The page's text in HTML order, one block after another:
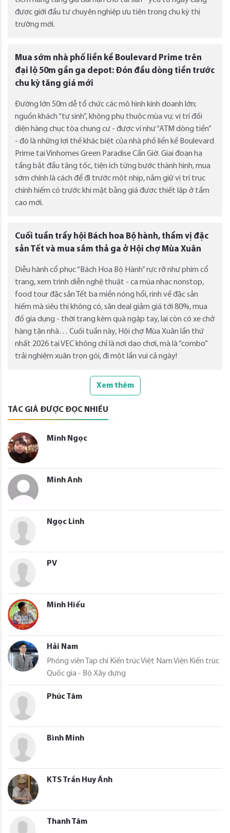
được giới đầu tư chuyên nghiệp ưu tiên trong chu kỳ thị
trường mới.
Mua sớm nhà phố liền kề Boulevard Prime trên
đại lộ 50m gần ga depot: Đón đầu dòng tiền trước
chu kỳ tăng giá mới
Đường lớn 50m dễ tổ chức các mô hình kinh doanh lớn;
nguồn khách “tự sinh”, không phụ thuộc mùa vụ; vị trí đối
diện hàng chục tòa chung cư - được ví như “ATM dòng tiền”
- đó là những lợi thế khác biệt của nhà phố liền kề Boulevard
Prime tại Vinhomes Green Paradise Cần Giờ. Giai đoạn hạ
tầng bắt đầu tăng tốc, tiện ích từng bước thành hình, mua
sớm chính là cách để đi trước một nhịp, nắm giữ vị trí trục
chính hiếm có trước khi mặt bằng giá được thiết lập ở tầm
cao mới.
Cuối tuần trẩy hội Bách hoa Bộ hành, thẩm vị đặc
sản Tết và mua sắm thả ga ở Hội chợ Mùa Xuân
Diễu hành cổ phục “Bách Hoa Bộ Hành” rực rỡ như phim cổ
trang, xem trình diễn nghệ thuật - ca múa nhạc nonstop,
food tour đặc sản Tết ba miền nóng hổi, rinh về đặc sản
hiếm mà siêu thị không có, săn deal giảm giá tới 80%, mua
đồ gia dụng - thời trang kèm quà ngập tay, lại còn có xe chở
hàng tận nhà… Cuối tuần này, Hội chợ Mùa Xuân lần thứ
nhất 2026 tại VEC không chỉ là nơi dạo chơi, mà là “combo”
trải nghiệm xuân trọn gói, đi một lần vui cả ngày!
Xem thêm
TÁC GIẢ ĐƯỢC ĐỌC NHIỀU
Minh Ngọc
Minh Anh
Ngọc Linh
PV
Minh Hiếu
Hải Nam
Phóng viên Tạp chí Kiến trúc Việt Nam Viện Kiến trúc
Quốc gia - Bộ Xây dựng
Phúc Tâm
Bình Minh
KTS Trần Huy Ánh
Thanh Tâm